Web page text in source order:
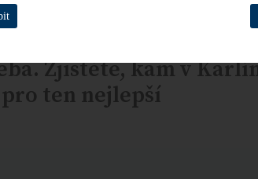
Zjistěte, kam v
pro ten nejlepší